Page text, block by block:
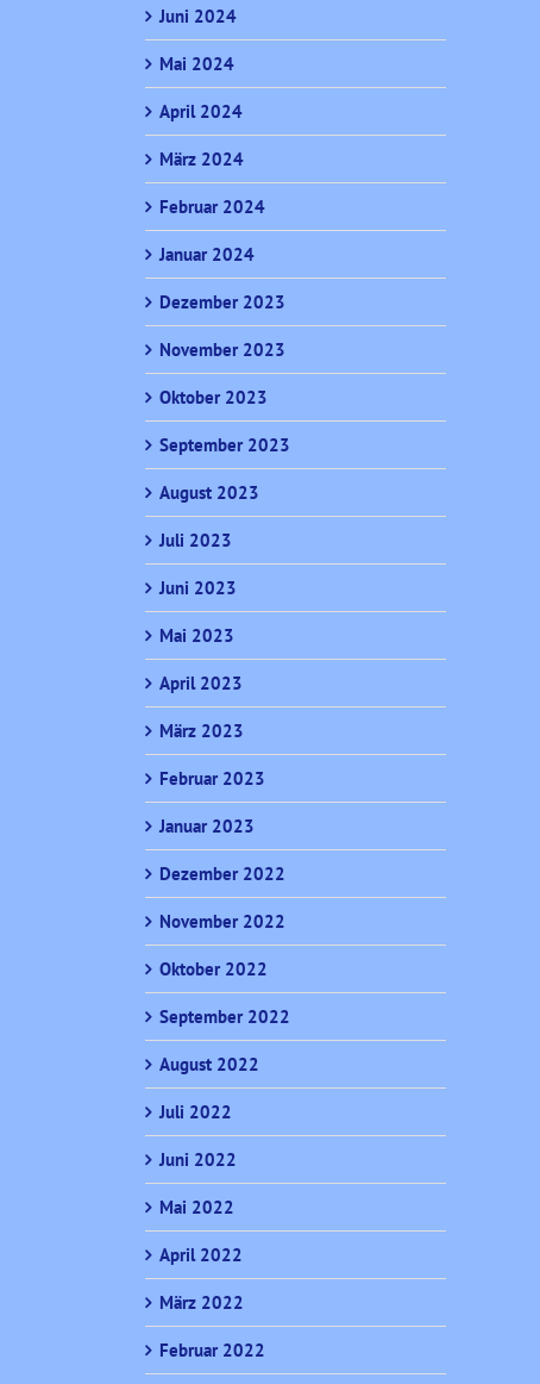
Juni 2024
Mai 2024
April 2024
März 2024
Februar 2024
Januar 2024
Dezember 2023
November 2023
Oktober 2023
September 2023
August 2023
Juli 2023
Juni 2023
Mai 2023
April 2023
März 2023
Februar 2023
Januar 2023
Dezember 2022
November 2022
Oktober 2022
September 2022
August 2022
Juli 2022
Juni 2022
Mai 2022
April 2022
März 2022
Februar 2022